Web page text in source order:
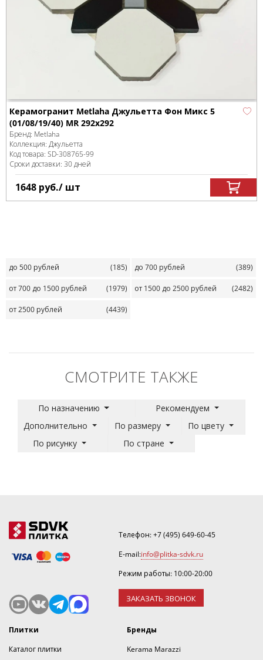
Керамогранит Metlaha Джульетта Фон Микс 5
(01/08/19/40) MR 292х292
Бренд: Metlaha
Коллекция: Джульетта
Код товара: SD-308765-99
Сроки доставки: 30 дней
1648 руб./ шт
до 500 рублей (185) до 700 рублей (389)
от 700 до 1500 рублей (1979) от 1500 до 2500 рублей (2482)
от 2500 рублей (4439)
СМОТРИТЕ ТАКЖЕ
По назначению
Рекомендуем
Дополнительно
По размеру
По цвету
По рисунку
По стране
Телефон:+7 (495) 649-60-45
E-mail:info@plitka-sdvk.ru
Режим работы: 10:00-20:00
ЗАКАЗАТЬ ЗВОНОК
Плитки
Каталог плитки
Бренды
Kerama Marazzi